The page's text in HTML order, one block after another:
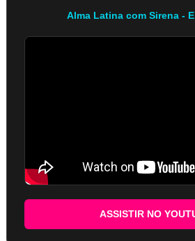
Alma Latina com Sirena -
ASSISTIR NO